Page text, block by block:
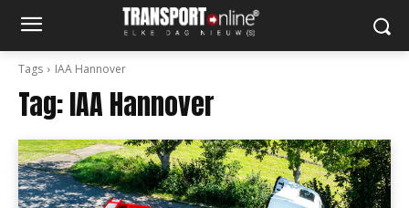
Tags IAA Hannover
Tag:IAA Hannover